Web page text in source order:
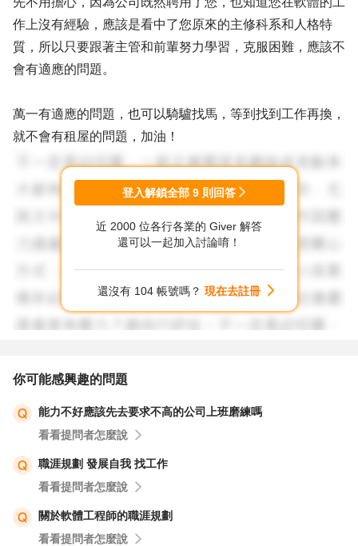
作上沒有經驗，應該是看中了您原來的主修科系和人格特
質，所以只要跟著主管和前輩努力學習，克服困難，應該不
會有適應的問題。
萬一有適應的問題，也可以騎驢找馬，等到找到工作再換，
就不會有租屋的問題，加油！
登入解鎖全部 9 則回答
近 2000 位各行各業的 Giver 解答
還可以一起加入討論唷！
還沒有 104 帳號嗎？ 現在去註冊
你可能感興趣的問題
能力不好應該先去要求不高的公司上班磨練嗎
看看提問者怎麼說
職涯規劃 發展自我 找工作
看看提問者怎麼說
關於軟體工程師的職涯規劃
看看提問者怎麼說